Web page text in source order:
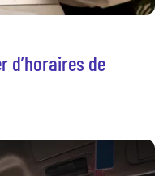
d’horaires de